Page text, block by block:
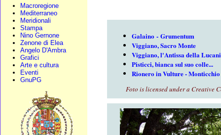
Macroregione
Mediterraneo
Meridionali
Stampa
Nino Gernone
Zenone di Elea
Angelo D'Ambra
Grafici
Arte e cultura
Eventi
GnuPG
Galaino - Grumentum
Viggiano, Sacro Monte
Viggiano, l'Antissa della
Pisticci, bianca sul suo colle...
Rionero in Vulture - Monticchio
Foto is licensed under a Creative